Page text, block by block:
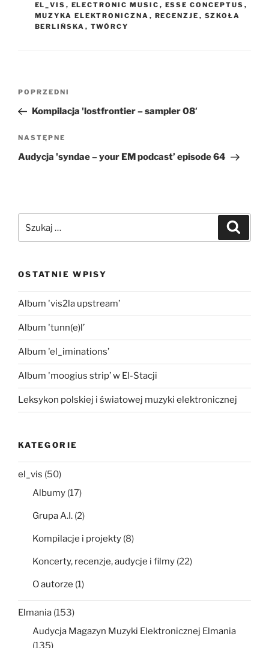
EL_VIS , ELECTRONIC MUSIC , ESSE CONCEPTUS ,
MUZYKA ELEKTRONICZNA , RECENZJE , SZKOŁA
BERLIŃSKA , TWÓRCY
Nawigacja
Poprzedni
wpis
POPRZEDNI
Kompilacja 'lostfrontier – sampler 08′
Następny
wpis
NASTĘPNE
Audycja 'syndae – your EM podcast’ episode 64
OSTATNIE WPISY
Album 'vis2la upstream’
Album 'tunn(e)l’
Album 'el_iminations’
Album 'moogius strip’ w El-Stacji
Leksykon polskiej i światowej muzyki elektronicznej
KATEGORIE
el_vis (50)
Albumy (17)
Grupa A.I. (2)
Kompilacje i projekty (8)
Koncerty, recenzje, audycje i filmy (22)
O autorze (1)
Elmania (153)
Audycja Magazyn Muzyki Elektronicznej Elmania